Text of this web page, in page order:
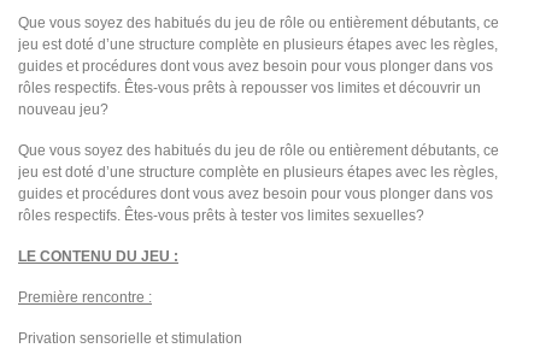
Que vous soyez des habitués du jeu de rôle ou entièrement débutants, ce
jeu est doté d’une structure complète en plusieurs étapes avec les règles,
guides et procédures dont vous avez besoin pour vous plonger dans vos
rôles respectifs. Êtes-vous prêts à repousser vos limites et découvrir un
nouveau jeu?
Que vous soyez des habitués du jeu de rôle ou entièrement débutants, ce
jeu est doté d’une structure complète en plusieurs étapes avec les règles,
guides et procédures dont vous avez besoin pour vous plonger dans vos
rôles respectifs. Êtes-vous prêts à tester vos limites sexuelles?
LE CONTENU DU JEU :
Première rencontre :
Privation sensorielle et stimulation